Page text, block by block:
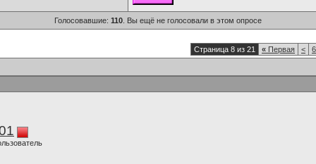
Голосовавшие: 110 . Вы ещё не голосовали в этом опросе
Страница 8 из 21 « Первая < 6